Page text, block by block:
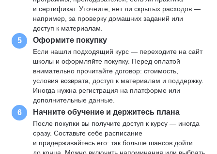
и сертификат. Уточните, нет ли скрытых расходов —
например, за проверку домашних заданий или
доступ к материалам.
5 Оформите покупку
Если нашли подходящий курс — переходите на сайт
школы и оформляйте покупку. Перед оплатой
внимательно прочитайте договор: стоимость,
условия возврата, доступ к материалам и поддержку.
Иногда нужна регистрация на платформе или
дополнительные данные.
6 Начните обучение и держитесь плана
После покупки вы получите доступ к курсу — иногда
сразу. Составьте себе расписание
и придерживайтесь его: так больше шансов дойти